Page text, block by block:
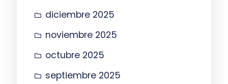
diciembre 2025
noviembre 2025
octubre 2025
septiembre 2025